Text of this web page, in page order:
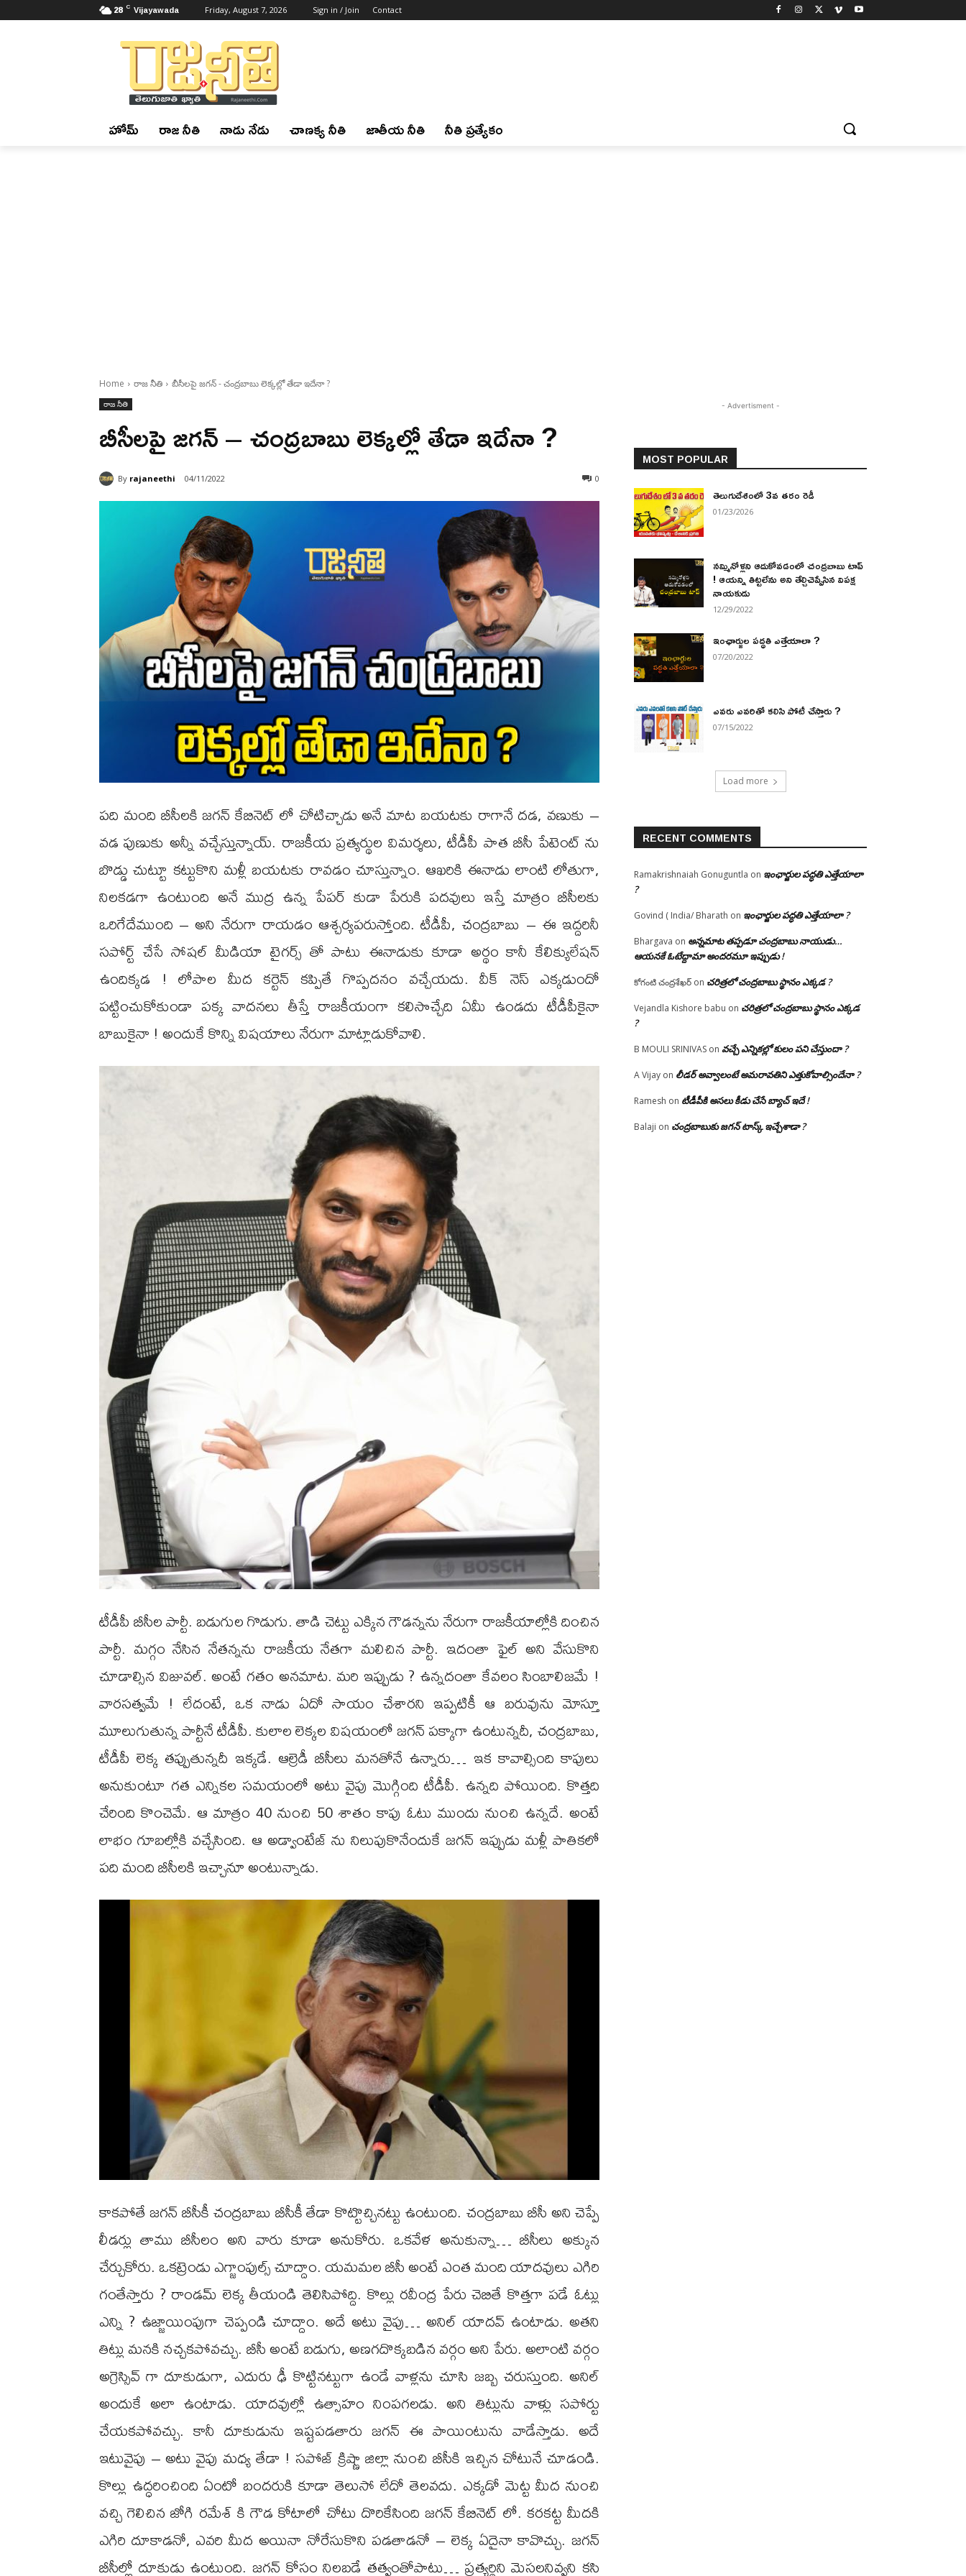
28 C Vijayawada Friday, August 7, 2026 Sign in / Join Contact
హోమ్ రాజ నీతి నాడు నేడు చాణక్య నీతి జాతీయ నీతి నీతి ప్రత్యేకం
Home రాజ నీతి బీసీలపై జగన్ - చంద్రబాబు లెక్కల్లో తేడా ఇదేనా ?
రాజ నీతి
బీసీలపై జగన్ – చంద్రబాబు లెక్కల్లో తేడా ఇదేనా ?
By rajaneethi 04/11/2022 0
పది మంది బీసీలకి జగన్ కేబినెట్ లో చోటిచ్చాడు అనే మాట బయటకు రాగానే దడ, వణుకు –
వడ పుణుకు అన్నీ వచ్చేస్తున్నాయ్. రాజకీయ ప్రత్యర్థుల విమర్శలు, టీడీపీ పాత బీసీ పేటెంట్ ను
బొడ్డు చుట్టూ కట్టుకొని మళ్లీ బయటకు రావడం చూస్తున్నాం. ఆఖరికి ఈనాడు లాంటి లోతుగా,
నిలకడగా ఉంటుంది అనే ముద్ర ఉన్న పేపర్ కుడా పేరుకి పదవులు ఇస్తే మాత్రం బీసీలకు
ఒరిగేదేముంది – అని నేరుగా రాయడం ఆశ్చర్యపరుస్తోంది. టీడీపీ, చంద్రబాబు – ఈ ఇద్దరినీ
సపోర్ట్ చేసే సోషల్ మీడియా టైగర్స్ తో పాటు ఈనాడుకు కూడా అర్థం కానీ కేలిక్యులేషన్
ఉందిక్కడ ! లోపాల మీద కర్టెన్ కప్పితే గొప్పదనం వచ్చేయదు. వీక్ నెస్ ఎక్కడుందో
పట్టించుకోకుండా పక్క వాదనలు తీస్తే రాజకీయంగా కలిసొచ్చేది ఏమీ ఉండదు టీడీపీకైనా
బాబుకైనా ! అందుకే కొన్ని విషయాలు నేరుగా మాట్లాడుకోవాలి.
టీడీపీ బీసీల పార్టీ. బడుగుల గొడుగు. తాడి చెట్టు ఎక్కిన గౌడన్నను నేరుగా రాజకీయాల్లోకి దించిన
పార్టీ. మగ్గం నేసిన నేతన్నను రాజకీయ నేతగా మలిచిన పార్టీ. ఇదంతా ఫైల్ అని వేసుకొని
చూడాల్సిన విజువల్. అంటే గతం అనమాట. మరి ఇప్పుడు ? ఉన్నదంతా కేవలం సింబాలిజమే !
వారసత్వమే ! లేదంటే, ఒక నాడు ఏదో సాయం చేశారని ఇప్పటికీ ఆ బరువును మోస్తూ
మూలుగుతున్న పార్టీనే టీడీపీ. కులాల లెక్కల విషయంలో జగన్ పక్కాగా ఉంటున్నదీ, చంద్రబాబు,
టీడీపీ లెక్క తప్పుతున్నదీ ఇక్కడే. ఆల్రెడీ బీసీలు మనతోనే ఉన్నారు… ఇక కావాల్సింది కాపులు
అనుకుంటూ గత ఎన్నికల సమయంలో అటు వైపు మొగ్గింది టీడీపీ. ఉన్నది పోయింది. కొత్తది
చేరింది కొంచెమే. ఆ మాత్రం 40 నుంచి 50 శాతం కాపు ఓటు ముందు నుంచి ఉన్నదే. అంటే
లాభం గూబల్లోకి వచ్చేసింది. ఆ అడ్వాంటేజ్ ను నిలుపుకొనేందుకే జగన్ ఇప్పుడు మళ్లీ పాతికలో
పది మంది బీసీలకి ఇచ్చానూ అంటున్నాడు.
కాకపోతే జగన్ బీసీకీ చంద్రబాబు బీసీకీ తేడా కొట్టొచ్చినట్టు ఉంటుంది. చంద్రబాబు బీసీ అని చెప్పే
లీడర్లు తాము బీసీలం అని వారు కూడా అనుకోరు. ఒకవేళ అనుకున్నా… బీసీలు అక్కున
చేర్చుకోరు. ఒకట్రెండు ఎగ్జాంపుల్స్ చూద్దాం. యమమల బీసీ అంటే ఎంత మంది యాదవులు ఎగిరి
గంతేస్తారు ? రాండమ్ లెక్క తీయండి తెలిసిపోద్ది. కొల్లు రవీంద్ర పేరు చెబితే కొత్తగా పడే ఓట్లు
ఎన్ని ? ఉజ్జాయింపుగా చెప్పండి చూద్దాం. అదే అటు వైపు… అనిల్ యాదవ్ ఉంటాడు. అతని
తిట్లు మనకి నచ్చకపోవచ్చు. బీసీ అంటే బడుగు, అణగదొక్కబడిన వర్గం అని పేరు. అలాంటి వర్గం
అగ్రెస్సివ్ గా దూకుడుగా, ఎదురు ఢీ కొట్టినట్టుగా ఉండే వాళ్లను చూసి జబ్బ చరుస్తుంది. అనిల్
అందుకే అలా ఉంటాడు. యాదవుల్లో ఉత్సాహం నింపగలడు. అని తిట్లును వాళ్లు సపోర్టు
చేయకపోవచ్చు. కానీ దూకుడును ఇష్టపడతారు జగన్ ఈ పాయింటును వాడేస్తాడు. అదే
ఇటువైపు – అటు వైపు మధ్య తేడా ! సపోజ్ క్రిష్ణా జిల్లా నుంచి బీసీకి ఇచ్చిన చోటునే చూడండి.
కొల్లు ఉద్ధరించింది ఏంటో బందరుకి కూడా తెలుసో లేదో తెలవదు. ఎక్కడో మెట్ట మీద నుంచి
వచ్చి గెలిచిన జోగి రమేశ్ కి గౌడ కోటాలో చోటు దొరికేసింది జగన్ కేబినెట్ లో. కరకట్ట మీదకి
ఎగిరి దూకాడనో, ఎవరి మీద అయినా నోరేసుకొని పడతాడనో – లెక్క ఏదైనా కావొచ్చు. జగన్
బీసీల్లో దూకుడు ఉంటుంది. జగన్ కోసం నిలబడే తత్వంతోపాటు… ప్రత్యర్థిని మెసలనివ్వని కసి
- Advertisment -
MOST POPULAR
తెలుగుదేశంలో 3వ తరం రెడీ
01/23/2026
నమ్మినోళ్లని ఆదుకోవడంలో చంద్రబాబు టాప్
! ఆయన్ని తిట్టలేను అని తేల్చిచెప్పేసిన విపక్ష
నాయకుడు
12/29/2022
ఇంఛార్జుల పద్ధతి ఎత్తేయాలా ?
07/20/2022
ఎవరు ఎవరితో కలిసి పోటీ చేస్తారు ?
07/15/2022
Load more
RECENT COMMENTS
Ramakrishnaiah Gonuguntla on ఇంఛార్జుల పద్ధతి ఎత్తేయాలా
?
Govind ( India/ Bharath on ఇంఛార్జుల పద్ధతి ఎత్తేయాలా ?
Bhargava on అన్నమాట తప్పడూ చంద్రబాబు నాయుడు…
ఆయనకే ఓటేద్దామా అందరమూ ఇప్పుడు !
కోగంటి చంద్రశేఖర్ on చరిత్రలో చంద్రబాబు స్థానం ఎక్కడ ?
Vejandla Kishore babu on చరిత్రలో చంద్రబాబు స్థానం ఎక్కడ
?
B MOULI SRINIVAS on వచ్చే ఎన్నికల్లో కులం పని చేస్తుందా ?
A Vijay on లీడర్ అవ్వాలంటే అమరావతిని ఎత్తుకోవాల్సిందేనా ?
Ramesh on టీడీపీకి అసలు కీడు చేసే బ్యాచ్ ఇదే !
Balaji on చంద్రబాబుకు జగన్ టాస్క్ ఇచ్చేశాడా ?